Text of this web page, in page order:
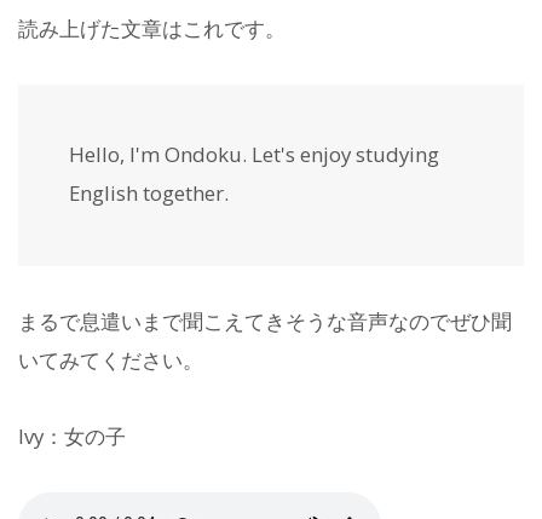
読み上げた文章はこれです。
Hello, I'm Ondoku. Let's enjoy studying
English together.
まるで息遣いまで聞こえてきそうな音声なのでぜひ聞
いてみてください。
Ivy：女の子